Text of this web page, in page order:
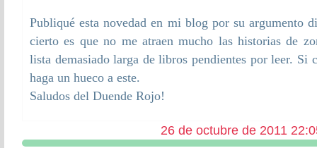
Publiqué esta novedad en mi blog por su argumento
cierto es que no me atraen mucho las historias de
lista demasiado larga de libros pendientes por leer. Si
haga un hueco a este.
Saludos del Duende Rojo!
26 de octubre de 2011